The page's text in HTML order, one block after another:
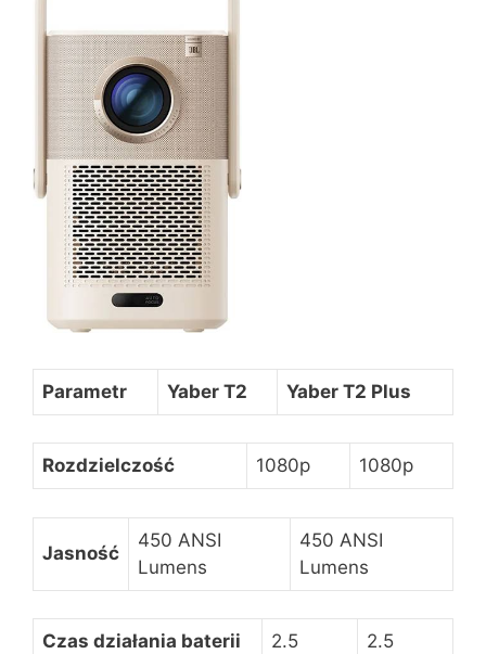
Parametr Yaber T2 Yaber T2 Plus
Rozdzielczość 1080p 1080p
Jasność
450 ANSI
Lumens
450 ANSI
Lumens
Czas działania baterii
2.5
2.5